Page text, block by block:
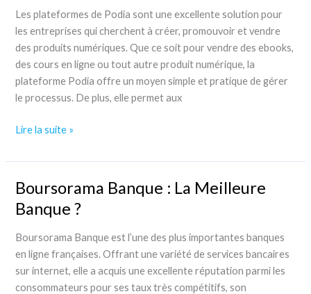
Meilleur
Outil
Web
Marketing
?
Les plateformes de Podia sont une excellente solution pour
les entreprises qui cherchent à créer, promouvoir et vendre
des produits numériques. Que ce soit pour vendre des ebooks,
des cours en ligne ou tout autre produit numérique, la
plateforme Podia offre un moyen simple et pratique de gérer
le processus. De plus, elle permet aux
Podia
Test
Avis
Lire la suite »
Boursorama Banque : La Meilleure
Banque ?
Boursorama Banque est l’une des plus importantes banques
en ligne françaises. Offrant une variété de services bancaires
sur internet, elle a acquis une excellente réputation parmi les
consommateurs pour ses taux très compétitifs, son